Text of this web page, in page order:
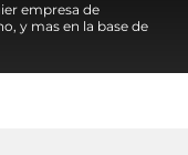
empresa de
y mas en la base de